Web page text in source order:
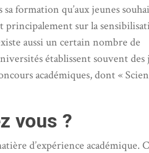
formation qu’aux jeunes
principalement sur la
aussi un certain nombre de
établissent souvent des
académiques, dont «
vous ?
d’expérience académique.